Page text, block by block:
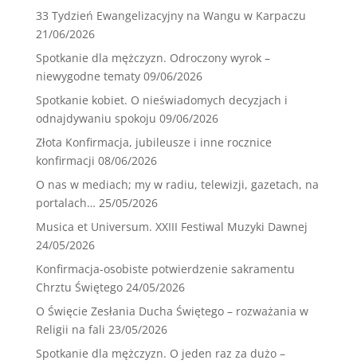
33 Tydzień Ewangelizacyjny na Wangu w Karpaczu
21/06/2026
Spotkanie dla mężczyzn. Odroczony wyrok –
niewygodne tematy 09/06/2026
Spotkanie kobiet. O nieświadomych decyzjach i
odnajdywaniu spokoju 09/06/2026
Złota Konfirmacja, jubileusze i inne rocznice
konfirmacji 08/06/2026
O nas w mediach; my w radiu, telewizji, gazetach, na
portalach… 25/05/2026
Musica et Universum. XXIII Festiwal Muzyki Dawnej
24/05/2026
Konfirmacja-osobiste potwierdzenie sakramentu
Chrztu Świętego 24/05/2026
O Święcie Zesłania Ducha Świętego – rozważania w
Religii na fali 23/05/2026
Spotkanie dla mężczyzn. O jeden raz za dużo –